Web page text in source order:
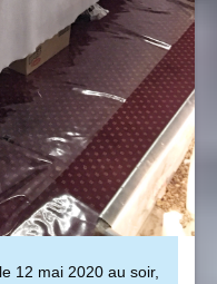
12 mai 2020 au soir,